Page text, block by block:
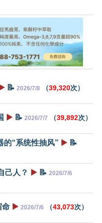
▶️ 📝 2026/7/8 （39,320次）
▶️ 📝 2026/7/7 （39,892次）
的“系统性抽风” ▶️ 📝
己人？ ▶️ 📝 2026/7/6
命 ▶️ 2026/7/6 （43,073次）